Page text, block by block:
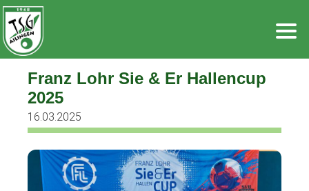
Zum
Inhalt
springen
Franz Lohr Sie & Er Hallencup
2025
16.03.2025